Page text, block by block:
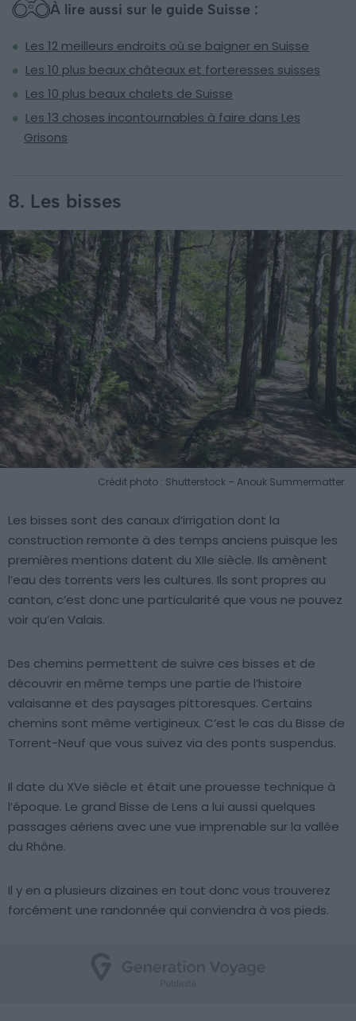
À lire aussi sur le guide Suisse :
Les 12 meilleurs endroits où se baigner en Suisse
Les 10 plus beaux châteaux et forteresses suisses
Les 10 plus beaux chalets de Suisse
Les 13 choses incontournables à faire dans Les
Grisons
8. Les bisses
Crédit photo : Shutterstock – Anouk Summermatter
Les bisses sont des canaux d’irrigation dont la
construction remonte à des temps anciens puisque les
premières mentions datent du XIIe siècle. Ils amènent
l’eau des torrents vers les cultures. Ils sont propres au
canton, c’est donc une particularité que vous ne pouvez
voir qu’en Valais.
Des chemins permettent de suivre ces bisses et de
découvrir en même temps une partie de l’histoire
valaisanne et des paysages pittoresques. Certains
chemins sont même vertigineux. C’est le cas du Bisse de
Torrent-Neuf que vous suivez via des ponts suspendus.
Il date du XVe siècle et était une prouesse technique à
l’époque. Le grand Bisse de Lens a lui aussi quelques
passages aériens avec une vue imprenable sur la vallée
du Rhône.
Il y en a plusieurs dizaines en tout donc vous trouverez
forcément une randonnée qui conviendra à vos pieds.